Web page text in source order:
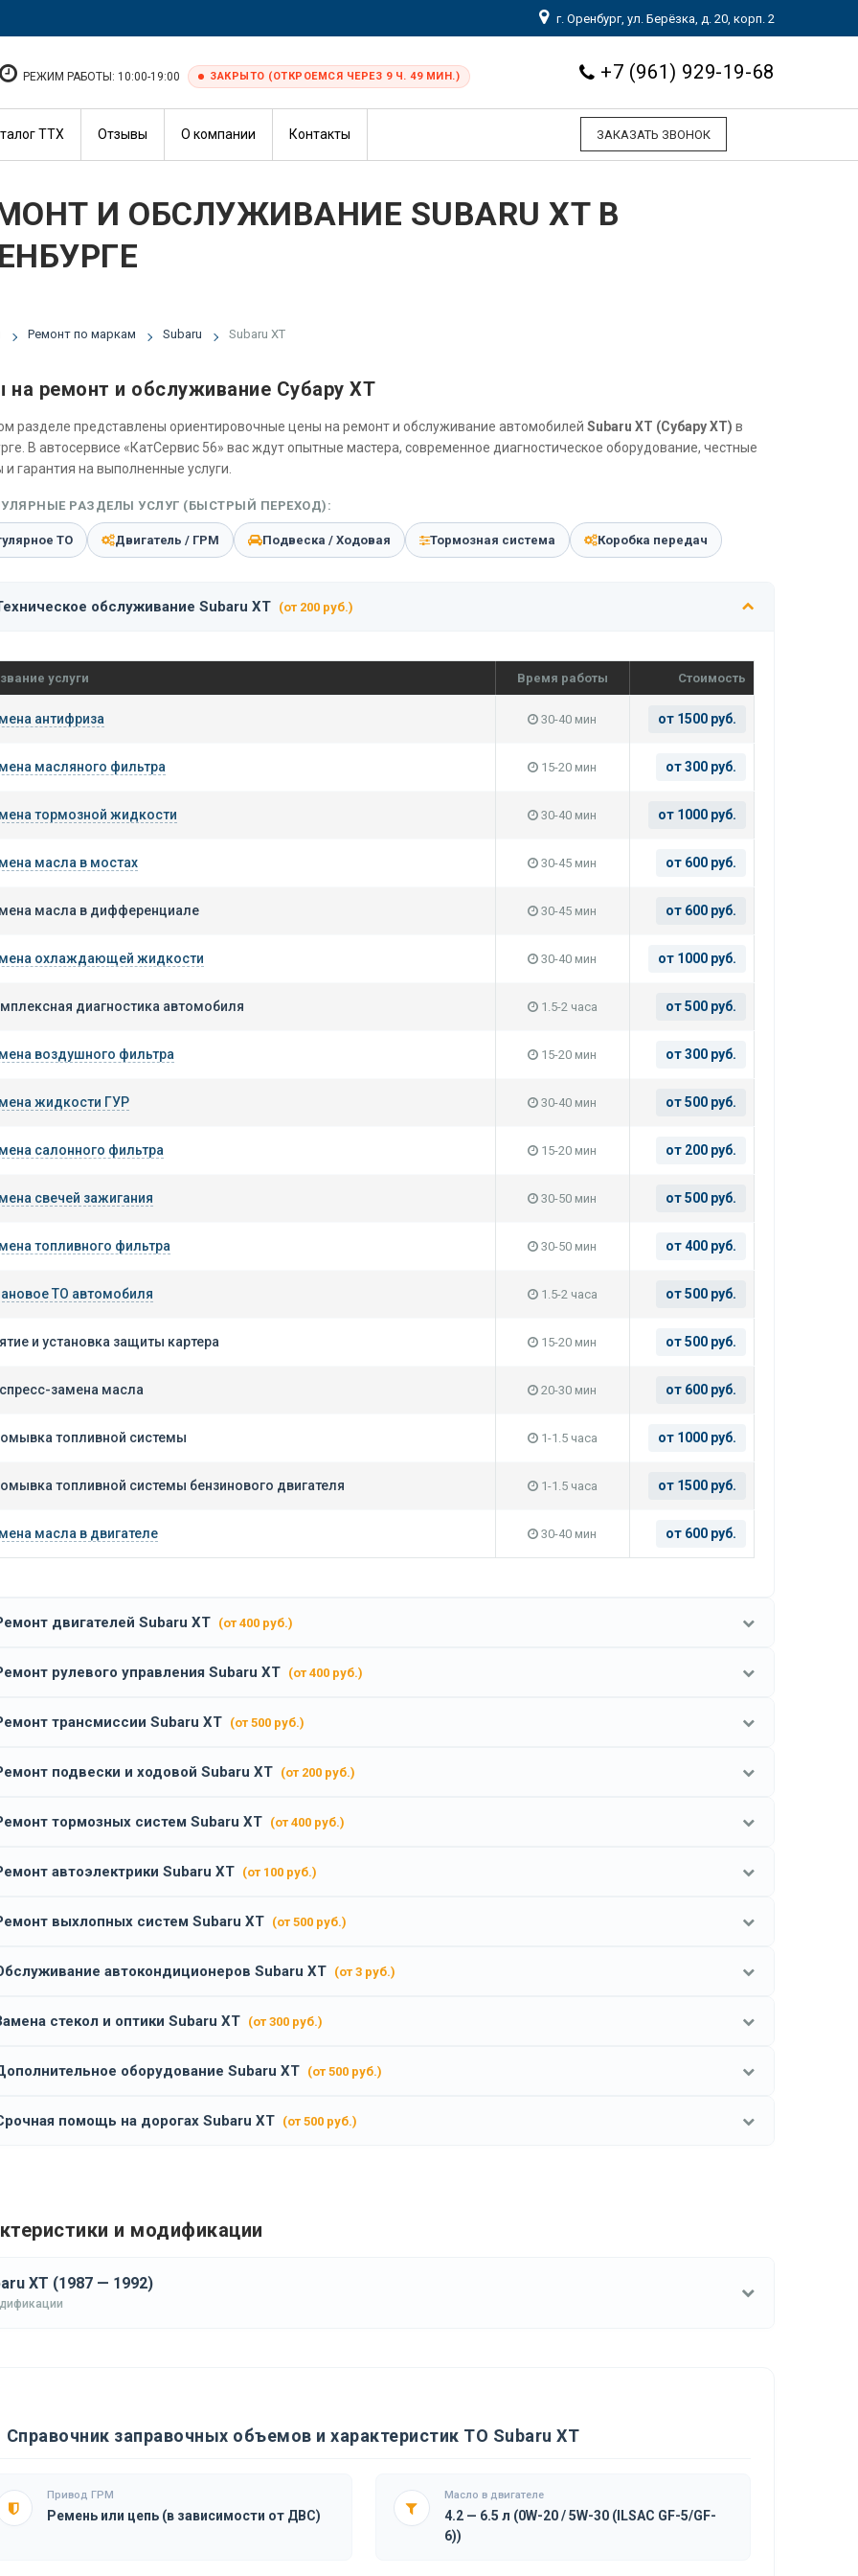
г. Оренбург, ул. Берёзка, д. 20, корп. 2
+7 (961) 929-19-68
РЕЖИМ РАБОТЫ: 10:00-19:00 ЗАКРЫТО (ОТКРОЕМСЯ ЧЕРЕЗ 9 Ч. 49 МИН.)
ЗАКАЗАТЬ ЗВОНОК
ТТХ Отзывы О компании Контакты
И ОБСЛУЖИВАНИЕ SUBARU XT В
Ремонт по маркам Subaru Subaru XT
на ремонт и обслуживание Субару XT
разделе представлены ориентировочные цены на ремонт и обслуживание автомобилей Subaru XT (Субару XT) в
В автосервисе «КатСервис 56» вас ждут опытные мастера, современное диагностическое оборудование, честные
гарантия на выполненные услуги.
РАЗДЕЛЫ УСЛУГ (БЫСТРЫЙ ПЕРЕХОД):
ТО Двигатель / ГРМ Подвеска / Ходовая Тормозная система Коробка передач
обслуживание Subaru XT (от 200 руб.)
услуги Время работы Стоимость
антифриза 30-40 мин от 1500 руб.
масляного фильтра 15-20 мин от 300 руб.
тормозной жидкости 30-40 мин от 1000 руб.
масла в мостах 30-45 мин от 600 руб.
масла в дифференциале 30-45 мин от 600 руб.
охлаждающей жидкости 30-40 мин от 1000 руб.
диагностика автомобиля 1.5-2 часа от 500 руб.
воздушного фильтра 15-20 мин от 300 руб.
жидкости ГУР 30-40 мин от 500 руб.
салонного фильтра 15-20 мин от 200 руб.
свечей зажигания 30-50 мин от 500 руб.
топливного фильтра 30-50 мин от 400 руб.
ТО автомобиля 1.5-2 часа от 500 руб.
и установка защиты картера 15-20 мин от 500 руб.
замена масла 20-30 мин от 600 руб.
топливной системы 1-1.5 часа от 1000 руб.
топливной системы бензинового двигателя 1-1.5 часа от 1500 руб.
масла в двигателе 30-40 мин от 600 руб.
двигателей Subaru XT (от 400 руб.)
рулевого управления Subaru XT (от 400 руб.)
трансмиссии Subaru XT (от 500 руб.)
подвески и ходовой Subaru XT (от 200 руб.)
тормозных систем Subaru XT (от 400 руб.)
автоэлектрики Subaru XT (от 100 руб.)
выхлопных систем Subaru XT (от 500 руб.)
автокондиционеров Subaru XT (от 3 руб.)
стекол и оптики Subaru XT (от 300 руб.)
оборудование Subaru XT (от 500 руб.)
помощь на дорогах Subaru XT (от 500 руб.)
и модификации
XT (1987 — 1992)
Справочник заправочных объемов и характеристик ТО Subaru XT
Привод ГРМ
Ремень или цепь (в зависимости от ДВС)
Масло в двигателе
4.2 — 6.5 л (0W-20 / 5W-30 (ILSAC GF-5/GF-
6))